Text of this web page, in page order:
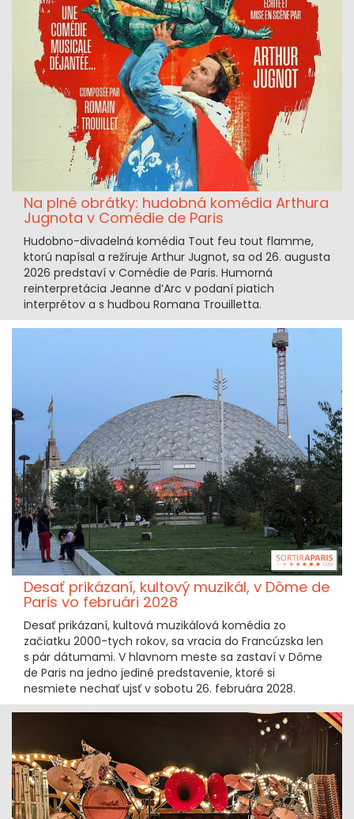
Na plné obrátky: hudobná komédia Arthura
Jugnota v Comédie de Paris
Hudobno-divadelná komédia Tout feu tout flamme,
ktorú napísal a režíruje Arthur Jugnot, sa od 26. augusta
2026 predstaví v Comédie de Paris. Humorná
reinterpretácia Jeanne d’Arc v podaní piatich
interprétov a s hudbou Romana Trouilletta.
Desať prikázaní, kultový muzikál, v Dôme de
Paris vo februári 2028
Desať prikázaní, kultová muzikálová komédia zo
začiatku 2000-tych rokov, sa vracia do Francúzska len
s pár dátumami. V hlavnom meste sa zastaví v Dôme
de Paris na jedno jediné predstavenie, ktoré si
nesmiete nechať ujsť v sobotu 26. februára 2028.